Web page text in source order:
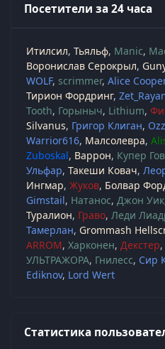
Посетители за 24 часа
Итилсил Тьяльф Manic
Воронислав Серокрыл
WOLF scrimmer Alice Cooper
Тирион Фордринг
Tooth Горыныч Lithium
Silvanus Григор Клиган
Warrior616 Малсолевра
Zuboskal Варрон Купер
Ульфар Такеши Ковач
Ингмар Жуков Болвар
Gimstail Натанос Джон Уик
Туралион Граво Леди
Тамерлан Grommash
ARROM Харконен Декстер
УЛЬТРАЖОРА Гнилесс Сир
Ediknov Lord Wert
Статистика